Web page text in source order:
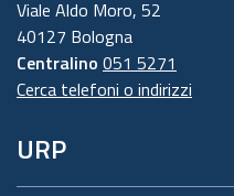
Viale Aldo Moro, 52
40127 Bologna
Centralino 051 5271
Cerca telefoni o indirizzi
URP